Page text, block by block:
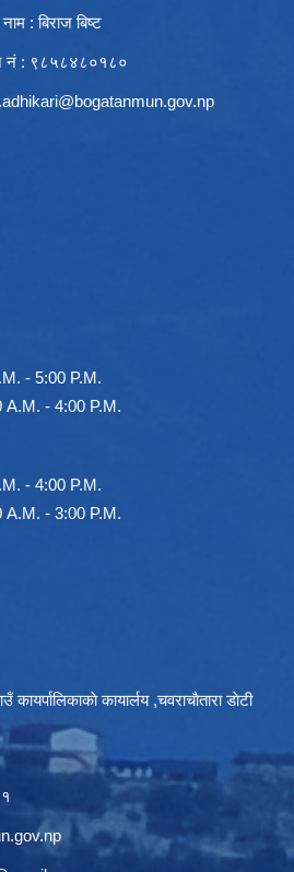
नाम : बिराज बिष्ट
नं : ९८५८४८०१८०
- 5:00 P.M.
- 4:00 P.M.
- 4:00 P.M.
- 3:00 P.M.
कायार्लय ,चवराचाैतारा डाेटी